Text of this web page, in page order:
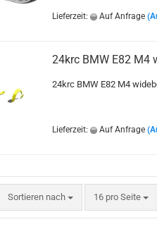
Lieferzeit: Auf Anfrage
24krc BMW E82 M4
24krc BMW E82 M4
Lieferzeit: Auf Anfrage
Sortieren nach
Sortieren nach 16 pro Seite
pro Seite